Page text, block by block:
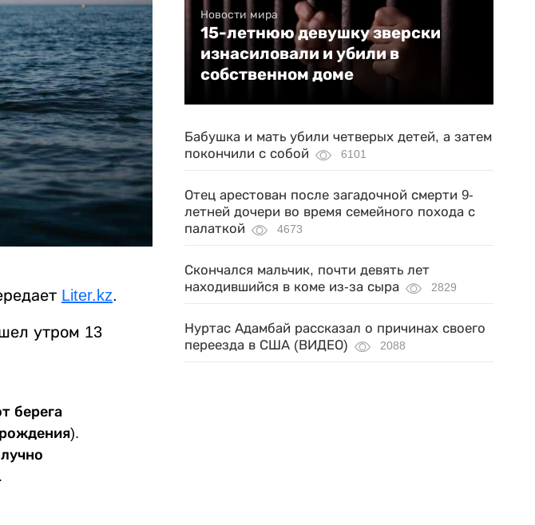
Liter.kz.
утром 13
берега
Новости мира
15-летнюю девушку зверски
изнасиловали и убили в
собственном доме
Бабушка и мать убили четверых детей, а затем
покончили с собой
6101
Отец арестован после загадочной смерти 9-
летней дочери во время семейного похода с
палаткой
4673
Скончался мальчик, почти девять лет
находившийся в коме из-за сыра
2829
Нуртас Адамбай рассказал о причинах своего
переезда в США (ВИДЕО)
2088